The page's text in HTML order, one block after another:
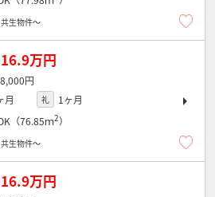
生物件～
16.9万円
8,000円
月 礼
1ヶ月
（76.85ｍ2）
生物件～
16.9万円